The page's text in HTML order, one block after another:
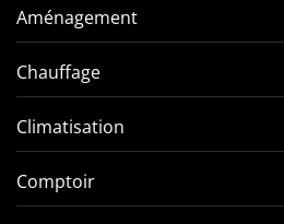
Aménagement
Chauffage
Climatisation
Comptoir